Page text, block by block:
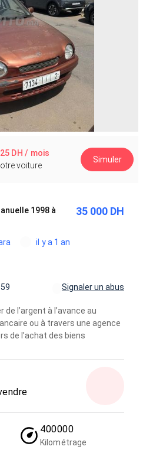
DH / mois
voiture
Simuler
1998 à
35 000 DH
il y a 1 an
Signaler un abus
de l’argent à l’avance au
ou à travers une agence
de l’achat des biens
400000
Kilométrage